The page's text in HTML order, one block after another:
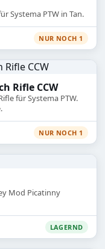
Systema PTW in Tan.
NUR NOCH 1
Rifle CCW
für Systema PTW.
NUR NOCH 1
Mod Picatinny
LAGERND